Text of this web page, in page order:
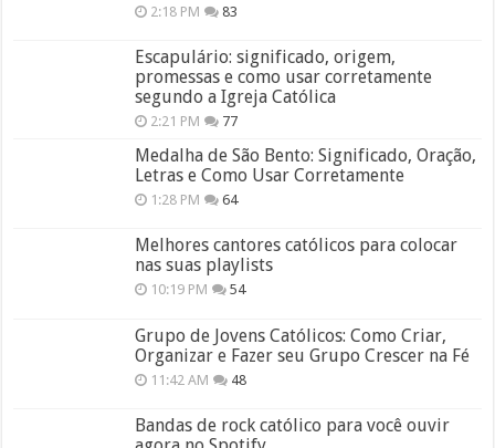
2:18 PM 83
Escapulário: significado, origem,
promessas e como usar corretamente
segundo a Igreja Católica
2:21 PM 77
Medalha de São Bento: Significado, Oração,
Letras e Como Usar Corretamente
1:28 PM 64
Melhores cantores católicos para colocar
nas suas playlists
10:19 PM 54
Grupo de Jovens Católicos: Como Criar,
Organizar e Fazer seu Grupo Crescer na Fé
11:42 AM 48
Bandas de rock católico para você ouvir